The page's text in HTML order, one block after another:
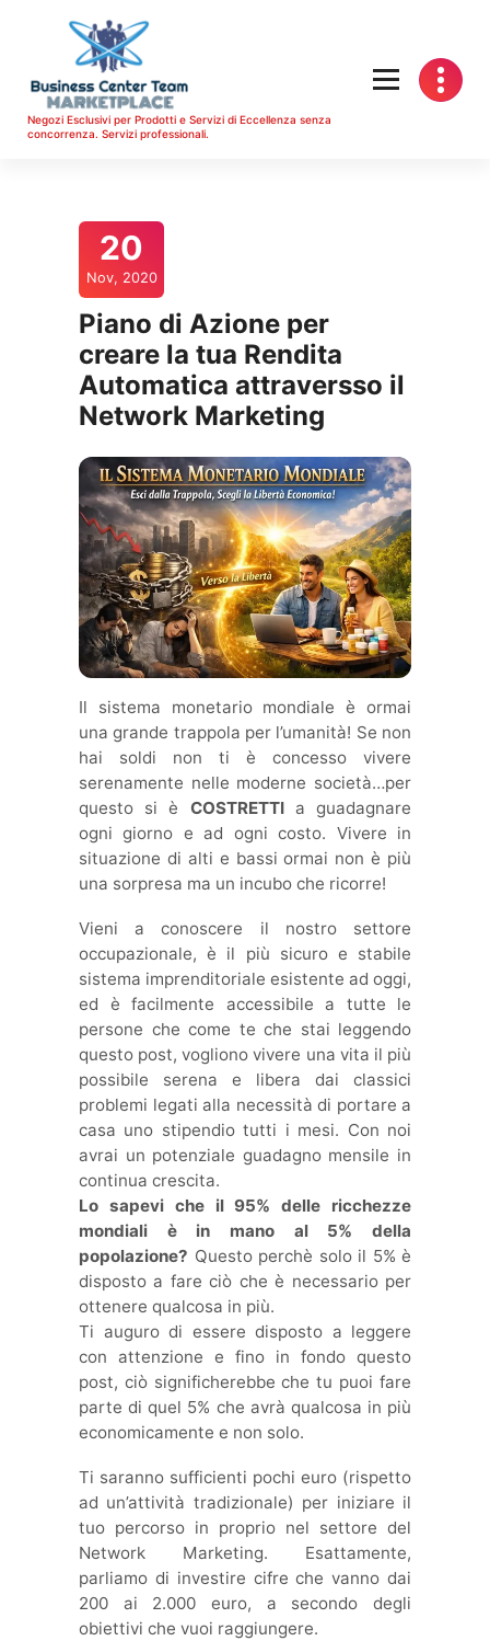
contenuto
Negozi Esclusivi per Prodotti e Servizi di Eccellenza senza
concorrenza. Servizi professionali.
20
Nov, 2020
Piano di Azione per
creare la tua Rendita
Automatica attraversso il
Network Marketing
Il sistema monetario mondiale è ormai
una grande trappola per l’umanità! Se non
hai soldi non ti è concesso vivere
serenamente nelle moderne società…per
questo si è COSTRETTIa guadagnare
ogni giorno e ad ogni costo. Vivere in
situazione di alti e bassi ormai non è più
una sorpresa ma un incubo che ricorre!
Vieni a conoscere il nostro settore
occupazionale, è il più sicuro e stabile
sistema imprenditoriale esistente ad oggi,
ed è facilmente accessibile a tutte le
persone che come te che stai leggendo
questo post, vogliono vivere una vita il più
possibile serena e libera dai classici
problemi legati alla necessità di portare a
casa uno stipendio tutti i mesi. Con noi
avrai un potenziale guadagno mensile in
continua crescita.
Lo sapevi che il 95% delle ricchezze
mondiali è in mano al 5% della
popolazione? Questo perchè solo il 5% è
disposto a fare ciò che è necessario per
ottenere qualcosa in più.
Ti auguro di essere disposto a leggere
con attenzione e fino in fondo questo
post, ciò significherebbe che tu puoi fare
parte di quel 5% che avrà qualcosa in più
economicamente e non solo.
Ti saranno sufficienti pochi euro (rispetto
ad un’attività tradizionale) per iniziare il
tuo percorso in proprio nel settore del
Network Marketing. Esattamente,
parliamo di investire cifre che vanno dai
200 ai 2.000 euro, a secondo degli
obiettivi che vuoi raggiungere.